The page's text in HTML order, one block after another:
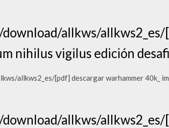
allkws/
nihilus vigilus edición
allkws2_es/[pdf] descargar warhammer 40k_
allkws/